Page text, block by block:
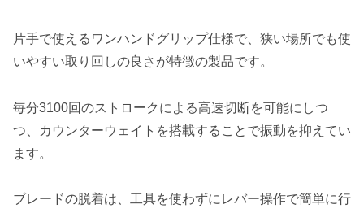
片手で使える ワンハンドグリップ仕様で、 狭い場所でも使
いやすい取り回しの良さが特徴の製品です。
毎分3100回のストロークによる高速切断を可能にしつ
つ、カウンターウェイトを搭載することで振動を抑えてい
ます。
ブレードの脱着は、工具を使わずにレバー操作で簡単に行